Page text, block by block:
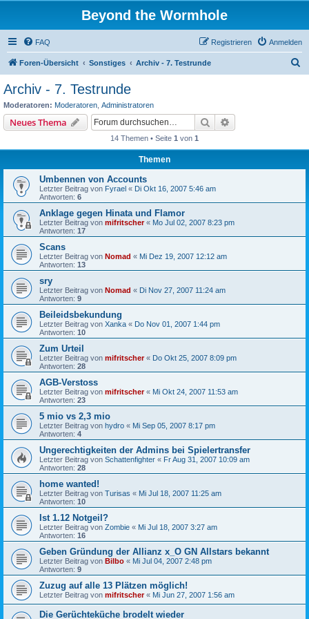
Beyond the Wormhole
FAQ Anmelden
Registrieren
Foren-Übersicht Sonstiges Archiv - 7. Testrunde
Archiv - 7. Testrunde
Moderatoren: Moderatoren Administratoren
Neues Thema Suche
14 Themen • Seite 1 von 1
Themen
Umbennen von Accounts
Letzter Beitrag von Fyrael « Di Okt 16, 2007 5:46 am
Antworten: 6
Anklage gegen Hinata und Flamor
Letzter Beitrag von mifritscher« Mo Jul 02, 2007 8:23 pm
Antworten: 17
Scans
Letzter Beitrag von Nomad « Mi Dez 19, 2007 12:12 am
Antworten: 13
sry
Letzter Beitrag von Nomad « Di Nov 27, 2007 11:24 am
Antworten: 9
Beileidsbekundung
Letzter Beitrag von Xanka « Do Nov 01, 2007 1:44 pm
Antworten: 10
Zum Urteil
Letzter Beitrag von mifritscher« Do Okt 25, 2007 8:09 pm
Antworten: 28
AGB-Verstoss
Letzter Beitrag von mifritscher« Mi Okt 24, 2007 11:53 am
Antworten: 23
5 mio vs 2,3 mio
Letzter Beitrag von hydro « Mi Sep 05, 2007 8:17 pm
Antworten: 4
Ungerechtigkeiten der Admins bei Spielertransfer
Letzter Beitrag von Schattenfighter « Fr Aug 31, 2007 10:09 am
Antworten: 28
home wanted!
Letzter Beitrag von Turisas « Mi Jul 18, 2007 11:25 am
Antworten: 10
Ist 1.12 Notgeil?
Letzter Beitrag von Zombie « Mi Jul 18, 2007 3:27 am
Antworten: 16
Geben Gründung der Allianz x_O GN Allstars bekannt
Letzter Beitrag von Bilbo « Mi Jul 04, 2007 2:48 pm
Antworten: 9
Zuzug auf alle 13 Plätzen möglich!
Letzter Beitrag von mifritscher« Mi Jun 27, 2007 1:56 am
Die Gerüchteküche brodelt wieder